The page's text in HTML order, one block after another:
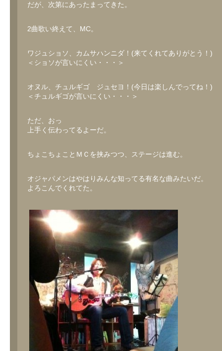
だが、次第にあったまってきた。
2曲歌い終えて、MC。
ワジュショソ、カムサハンニダ！(来てくれてありがとう！)
＜ショソが言いにくい・・・＞
オヌル、チュルギゴ ジュセヨ！(今日は楽しんでってね！)
＜チュルギゴが言いにくい・・・＞
ただ、おっ
上手く伝わってるよーだ。
ちょこちょことＭＣを挟みつつ、ステージは進む。
オジャパメンはやはりみんな知ってる有名な曲みたいだ。
よろこんでくれてた。